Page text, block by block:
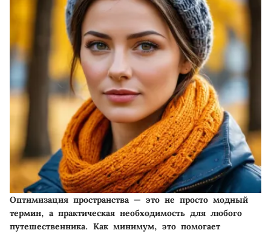
Оптимизация пространства — это не просто модный
термин, а практическая необходимость для любого
путешественника. Как минимум, это помогает